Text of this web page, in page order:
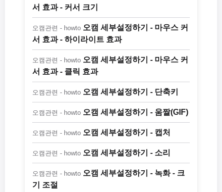
서 효과 - 커서 크기
오캠관련 - howto 오캠 세부설정하기 - 마우스 커
서 효과 - 하이라이트 효과
오캠관련 - howto 오캠 세부설정하기 - 마우스 커
서 효과 - 클릭 효과
오캠관련 - howto 오캠 세부설정하기 - 단축키
오캠관련 - howto 오캠 세부설정하기 - 움짤(GIF)
오캠관련 - howto 오캠 세부설정하기 - 캡처
오캠관련 - howto 오캠 세부설정하기 - 소리
오캠관련 - howto 오캠 세부설정하기 - 녹화 - 크
기 조절